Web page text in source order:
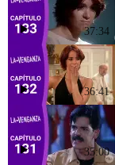
37:34
36:41
35:00